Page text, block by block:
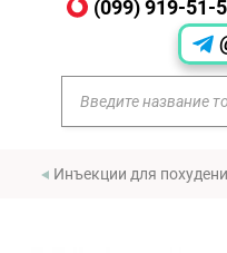
(099) 919-51-
Инъекции для